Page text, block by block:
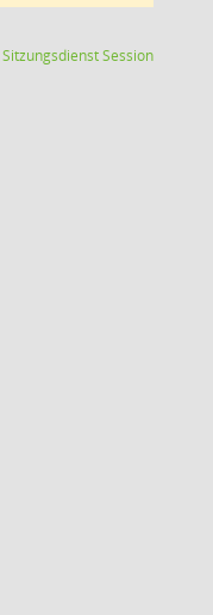
SitzungsdienstSession(Wird in